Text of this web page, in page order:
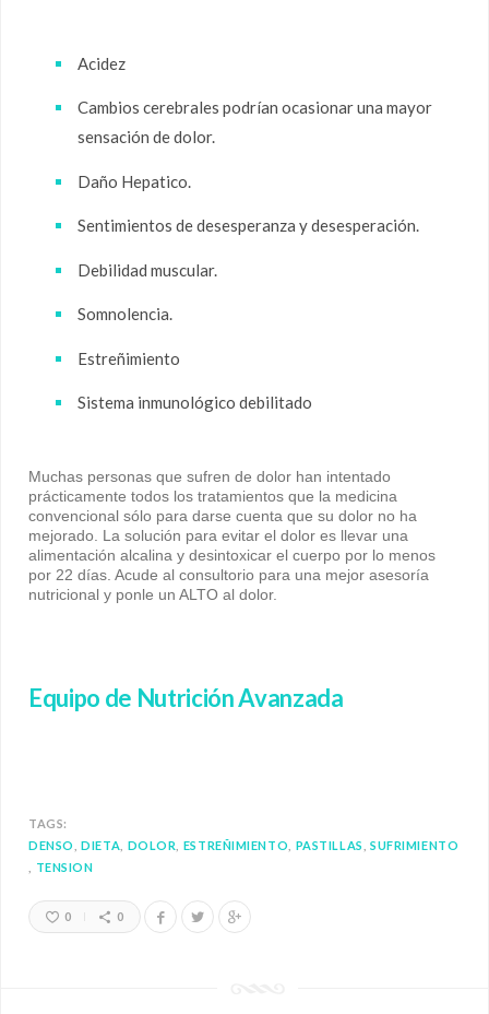
Acidez
Cambios cerebrales podrían ocasionar una mayor
sensación de dolor.
Daño Hepatico.
Sentimientos de desesperanza y desesperación.
Debilidad muscular.
Somnolencia.
Estreñimiento
Sistema inmunológico debilitado
Muchas personas que sufren de dolor han intentado
prácticamente todos los tratamientos que la medicina
convencional sólo para darse cuenta que su dolor no ha
mejorado. La solución para evitar el dolor es llevar una
alimentación alcalina y desintoxicar el cuerpo por lo menos
por 22 días. Acude al consultorio para una mejor asesoría
nutricional y ponle un ALTO al dolor.
Equipo de Nutrición Avanzada
TAGS:
DENSO
DIETA DOLOR ESTREÑIMIENTO PASTILLAS
SUFRIMIENTO
TENSION
0 0